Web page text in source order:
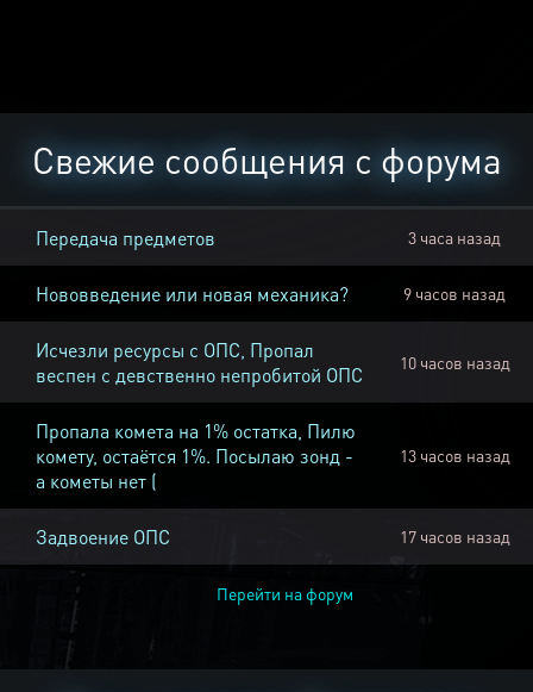
Свежие сообщения с форума
Передача предметов 3 часа назад
Нововведение или новая механика? 9 часов назад
Исчезли ресурсы с ОПС, Пропал
веспен с девственно непробитой ОПС
10 часов назад
Пропала комета на 1% остатка, Пилю
комету, остаётся 1%. Посылаю зонд -
а кометы нет (
13 часов назад
Задвоение ОПС 17 часов назад
Перейти на форум